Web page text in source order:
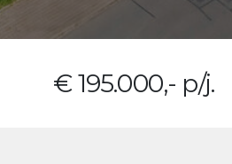
€ 195.000,- p/j.